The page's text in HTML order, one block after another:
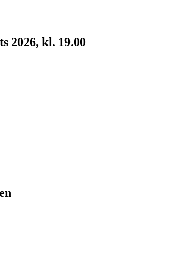
2026, kl. 19.00